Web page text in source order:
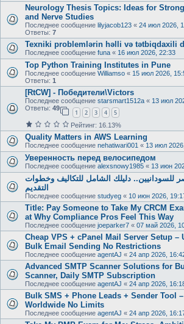
Neurology Thesis Topics: Ideas for
and Nerve Studies
Последнее сообщение lilyjacob123 « 24 июл 2026,
Ответы: 7
Texniki problemlərin həlli və tətbiqdaxili
Последнее сообщение funa « 16 июл 2026, 22:33
Top Python Training Institutes in Pune
Последнее сообщение Williamso « 15 июл 2026,
Ответы: 1
[RtCW] - Победители\Victors
Последнее сообщение starsmart1512a « 13 июл
Ответы: 49
1 2 3 4 5
Рейтинг: 16.13%
Quality Matters in AWS Learning
Последнее сообщение nehatiwari001 « 13 июл
Уверенность перед велосипедом
Последнее сообщение alexsnowy1985 « 13 июн
دليلك الشامل للتكاليف وخطوات
التقديم
Последнее сообщение studyeg « 10 июн 2026,
Title: Pay Someone to Take My CRCM
at Why Compliance Pros Feel This Way
Последнее сообщение joeparker7 « 07 май 2026,
Cheap VPS + cPanel Mail Server Setup
Bulk Email Sending No Restrictions
Последнее сообщение agentAJ « 24 апр 2026,
Advanced SMTP Scanner Solutions for
Scanner, Daily SMTP Subscription
Последнее сообщение agentAJ « 24 апр 2026,
Bulk SMS + Phone Leads + Sender Tool
Worldwide No Limits
Последнее сообщение agentAJ « 24 апр 2026,